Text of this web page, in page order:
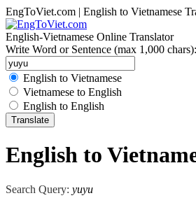
EngToViet.com | English to Vietnamese
English-Vietnamese Online Translator
Write Word or Sentence (max 1,000 chars):
English to Vietnamese
Vietnamese to English
English to English
English to
Search Query: yuyu